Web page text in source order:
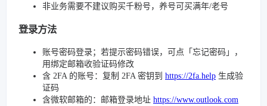
非业务需要不建议购买千粉号，养号可买满年/老号
登录方法
账号密码登录；若提示密码错误，可点「忘记密码」，
用绑定邮箱收验证码修改
含 2FA 的账号：复制 2FA 密钥到 https://2fa.help 生成验
证码
含微软邮箱的：邮箱登录地址 https://www.outlook.com